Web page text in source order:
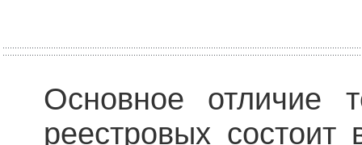
Основное отличие
реестровых